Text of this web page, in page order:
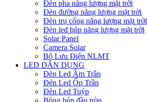
Đèn pha năng lượng mặt trời
Đèn đường năng lượng mặt trời
Đèn trụ cổng năng lượng mặt trời
Đèn led búp năng lượng mặt trời
Solar Panel
Camera Solar
Bộ Lưu Điện NLMT
LED DÂN DỤNG
Đèn Led Âm Trần
Đèn Led Ốp Trần
Đèn Led Tuýp
Bóng búp đầu tròn